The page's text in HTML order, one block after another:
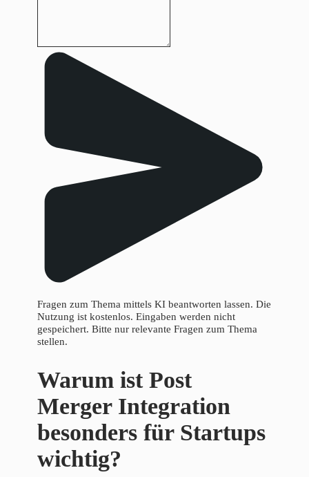
Fragen zum Thema mittels KI beantworten lassen. Die
Nutzung ist kostenlos. Eingaben werden nicht
gespeichert. Bitte nur relevante Fragen zum Thema
stellen.
Warum ist Post
Merger Integration
besonders für Startups
wichtig?